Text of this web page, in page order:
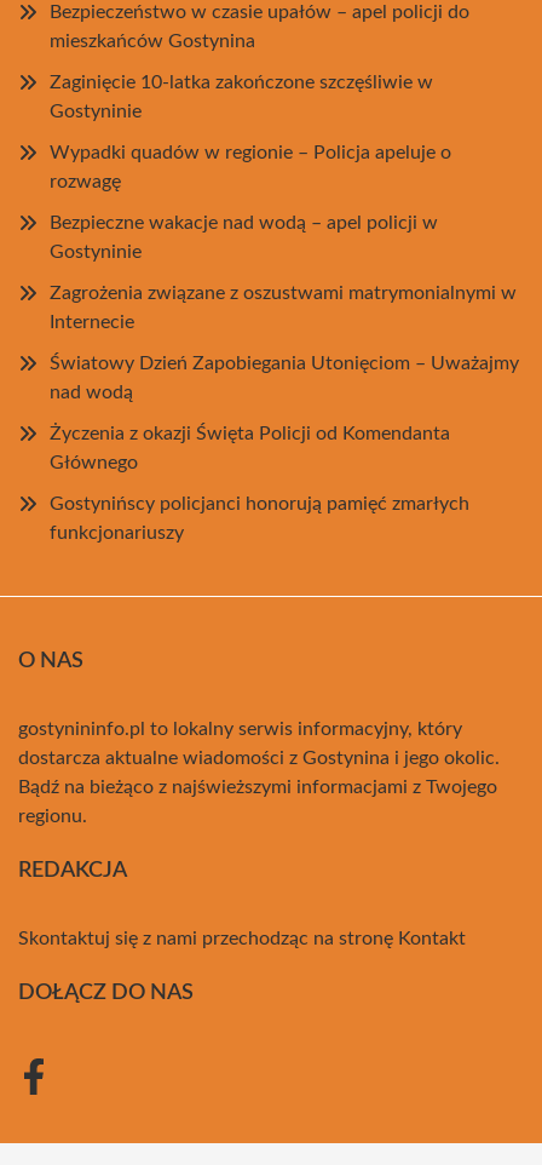
Bezpieczeństwo w czasie upałów – apel policji do
mieszkańców Gostynina
Zaginięcie 10-latka zakończone szczęśliwie w
Gostyninie
Wypadki quadów w regionie – Policja apeluje o
rozwagę
Bezpieczne wakacje nad wodą – apel policji w
Gostyninie
Zagrożenia związane z oszustwami matrymonialnymi w
Internecie
Światowy Dzień Zapobiegania Utonięciom – Uważajmy
nad wodą
Życzenia z okazji Święta Policji od Komendanta
Głównego
Gostynińscy policjanci honorują pamięć zmarłych
funkcjonariuszy
O NAS
gostynininfo.pl to lokalny serwis informacyjny, który
dostarcza aktualne wiadomości z Gostynina i jego okolic.
Bądź na bieżąco z najświeższymi informacjami z Twojego
regionu.
REDAKCJA
Skontaktuj się z nami przechodząc na stronę Kontakt
DOŁĄCZ DO NAS